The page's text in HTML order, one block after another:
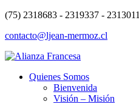
(75) 2318683 - 2319337 - 2313011
contacto@ljean-mermoz.cl
Quienes Somos
Bienvenida
Visión – Misión